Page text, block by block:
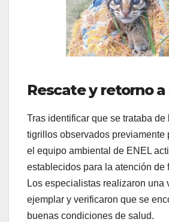
Rescate y retorno
Tras identificar que se trataba de
tigrillos observados previamente
el equipo ambiental de ENEL
establecidos para la atención de
Los especialistas realizaron una
ejemplar y verificaron que se
buenas condiciones de salud.